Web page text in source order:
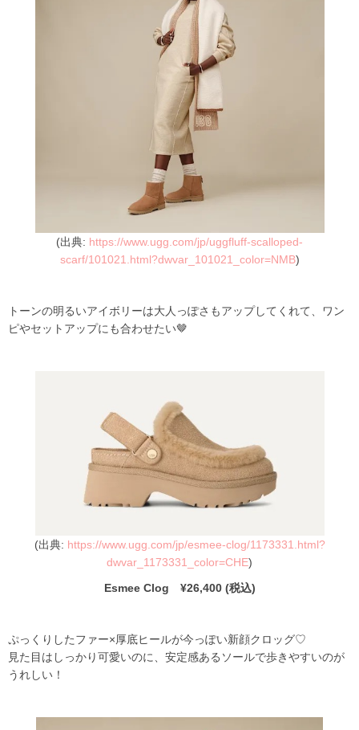
(出典: https://www.ugg.com/jp/uggfluff-scalloped-
scarf/101021.html?dwvar_101021_color=NMB)
トーンの明るいアイボリーは大人っぽさもアップしてくれて、ワン
ピやセットアップにも合わせたい🤎
(出典: https://www.ugg.com/jp/esmee-clog/1173331.html?
dwvar_1173331_color=CHE)
Esmee Clog ¥26,400 (税込)
ぷっくりしたファー×厚底ヒールが今っぽい新顔クロッグ♡
見た目はしっかり可愛いのに、安定感あるソールで歩きやすいのが
うれしい！